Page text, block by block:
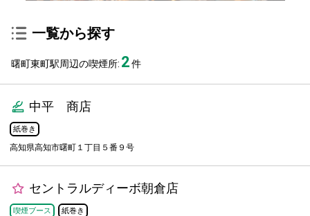
一覧から探す
曙町東町駅周辺の喫煙所: 2件
中平 商店
紙巻き
高知県高知市曙町１丁目５番９号
セントラルディーボ朝倉店
喫煙ブース 紙巻き